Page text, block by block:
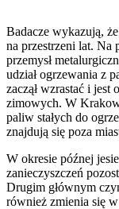
Badacze wykazują,
na przestrzeni lat. Na
przemysł
udział ogrzewania z
zaczął wzrastać i jest
zimowych. W
paliw stałych do
znajdują się poza
W okresie późnej
zanieczyszczeń
Drugim głównym
również zmienia się